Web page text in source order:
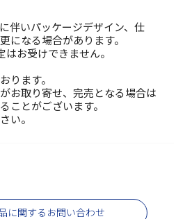
伴いパッケージデザイン、仕
になる場合があります。
お受けできません。
ります。
お取り寄せ、完売となる場合は
ことがございます。
い。
に関するお問い合わせ